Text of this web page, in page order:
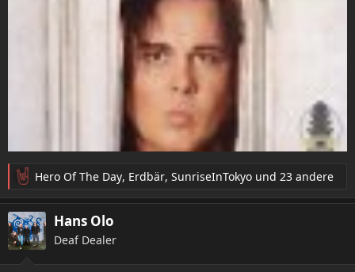
R
e
a
k
t
Hero Of The Day, Erdbär, SunriseInTokyo und 23 andere
Hans Olo
Deaf Dealer